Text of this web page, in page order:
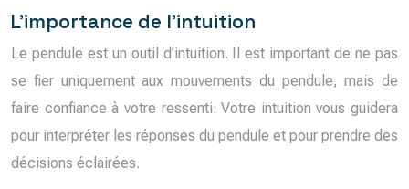
L’importance de l’intuition
Le pendule est un outil d’intuition. Il est important de ne pas
se fier uniquement aux mouvements du pendule, mais de
faire confiance à votre ressenti. Votre intuition vous guidera
pour interpréter les réponses du pendule et pour prendre des
décisions éclairées.